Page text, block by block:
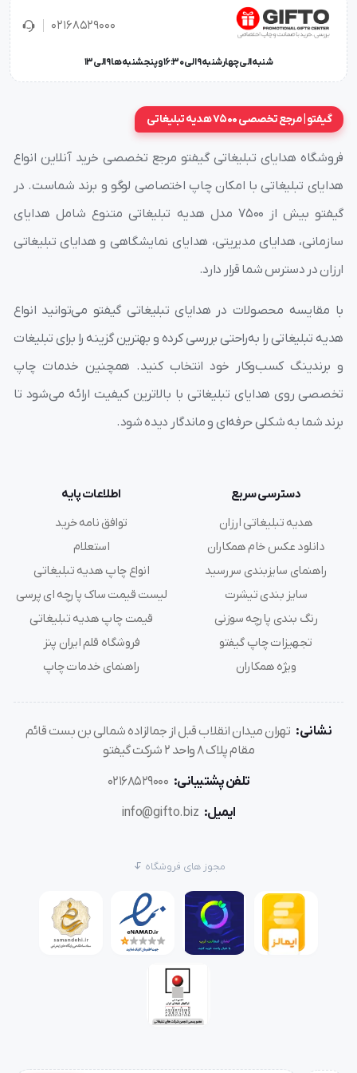
6-در طی روز بارها و بارها به آن رجوع می شود که سبب می
گردد تبلیغات روی آن به دفعات در معرض دید قرار بگیرد.
7-همچون یک تابلو دیواری نقش دکوری هم دارد.
چاپ و حکاکی سفارشی بر روی ساعت دیواری تبلیغاتی 5181
از آنجاییکه قرار است ساعت دیواری تبلیغاتی 5181 همچون یک
تابلو بر روی دیوار قرار بگیرد و در کنار نمایش زمان، نقش
دکوری هم ایفا کند و سالها مورد استفاده باشد، کیفیت چاپ و
حکاکی طرح شما بر روی آن هم از اهمیت بالایی برخوردار است .
همواره به کیفیت بالای چاپ و حکاکی تبلیغات درج شده بر
روی هدایای تبلیغاتی از جمله ساعت دیواری تبلیغاتی
اندیشیده و بهترین کیفیت چاپ و حکاکی را ارائه می دهد.
چاپ ساعت تبلیغاتی
02168529000
شنبه الی چهارشنبه 9 الی 16:30 و پنجشنبه ها 9 الی 13
گیفتو | مرجع تخصصی 7500 هدیه تبلیغاتی
فروشگاه هدایای تبلیغاتی گیفتو مرجع تخصصی خرید آنلاین انواع
هدایای تبلیغاتی با امکان چاپ اختصاصی لوگو و برند شماست. در
گیفتو بیش از ۷۵۰۰ مدل هدیه تبلیغاتی متنوع شامل هدایای
سازمانی، هدایای مدیریتی، هدایای نمایشگاهی و هدایای تبلیغاتی
ارزان در دسترس شما قرار دارد.
با مقایسه محصولات در هدایای تبلیغاتی گیفتو می‌توانید انواع
هدیه تبلیغاتی را به‌راحتی بررسی کرده و بهترین گزینه را برای تبلیغات
و برندینگ کسب‌وکار خود انتخاب کنید. همچنین خدمات چاپ
تخصصی روی هدایای تبلیغاتی با بالاترین کیفیت ارائه می‌شود تا
برند شما به شکلی حرفه‌ای و ماندگار دیده شود.
دسترسی سریع
هدیه تبلیغاتی ارزان
دانلود عکس خام همکاران
راهنمای سایزبندی سررسید
سایز بندی تیشرت
رنگ بندی پارچه سوزنی
تجهیزات چاپ گیفتو
ویژه همکاران
اطلاعات پایه
توافق نامه خرید
استعلام
انواع چاپ هدیه تبلیغاتی
لیست قیمت ساک پارچه ای پرسی
قیمت چاپ هدیه تبلیغاتی
فروشگاه قلم ایران پنز
راهنمای خدمات چاپ
نشانی: تهران میدان انقلاب قبل از جمالزاده شمالی بن بست قائم
مقام پلاک 8 واحد 2 شرکت گیفتو
تلفن پشتیبانی: 02168529000
ایمیل: info@gifto.biz
مجوز های فروشگاه